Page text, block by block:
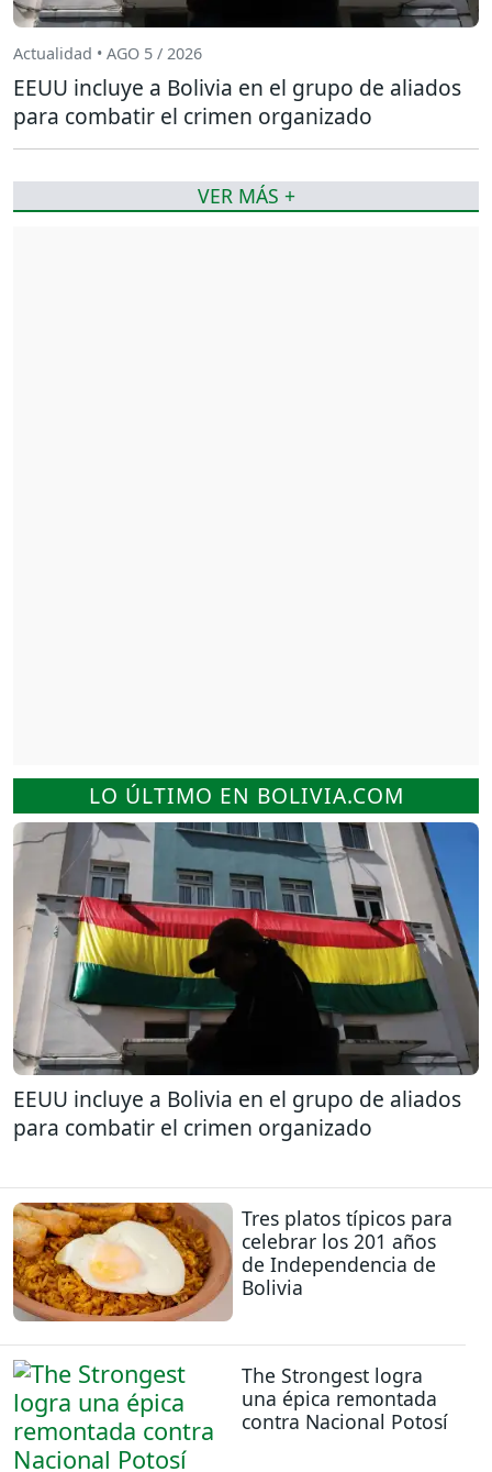
LO ÚLTIMO EN BOLIVIA.COM
EEUU incluye a Bolivia en el grupo de aliados
para combatir el crimen organizado
Tres platos típicos para
celebrar los 201 años
de Independencia de
Bolivia
The Strongest logra
una épica remontada
contra Nacional Potosí
Actualidad • AGO 5 / 2026
EEUU incluye a Bolivia en el grupo de aliados
para combatir el crimen organizado
VER MÁS +